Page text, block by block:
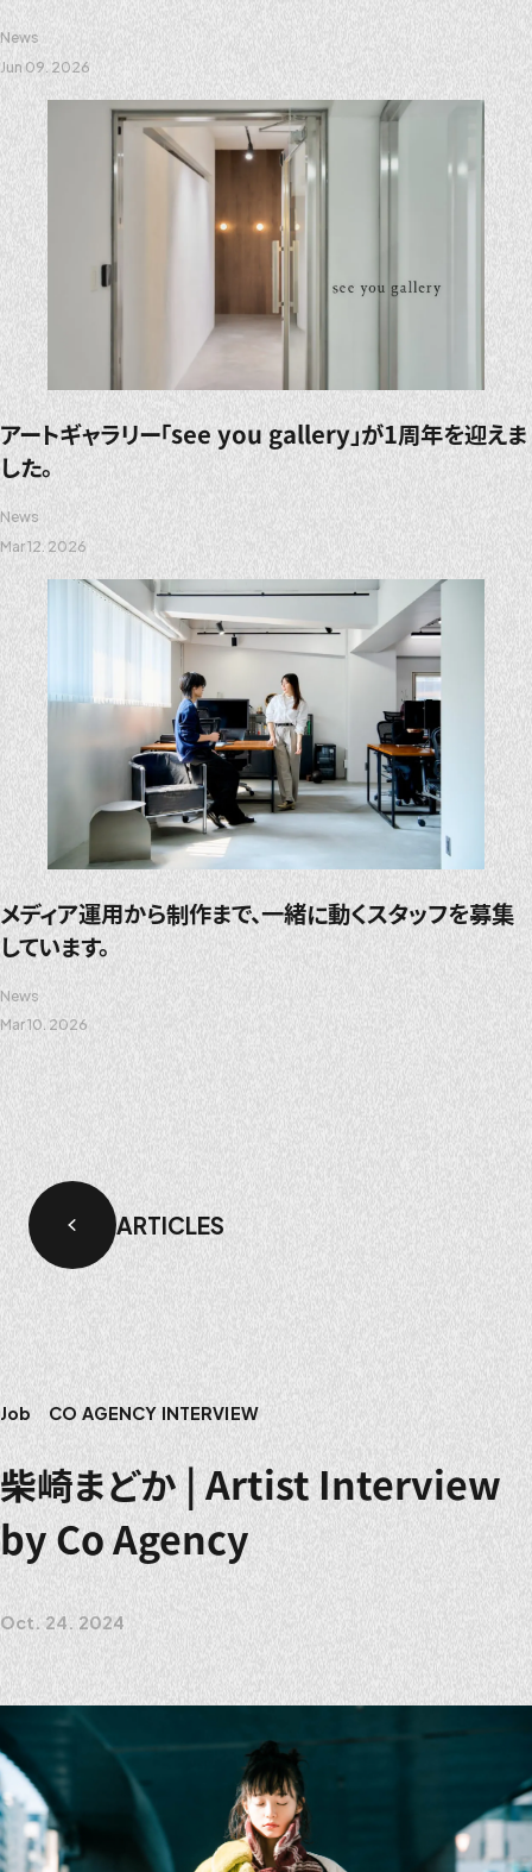
News
Jun 09. 2026
アートギャラリー「see you gallery」が1周年を迎えま
した。
News
Mar 12. 2026
メディア運用から制作まで、一緒に動くスタッフを募集
しています。
News
Mar 10. 2026
ARTICLES
Job CO AGENCY INTERVIEW
柴崎まどか | Artist Interview
by Co Agency
Oct. 24. 2024